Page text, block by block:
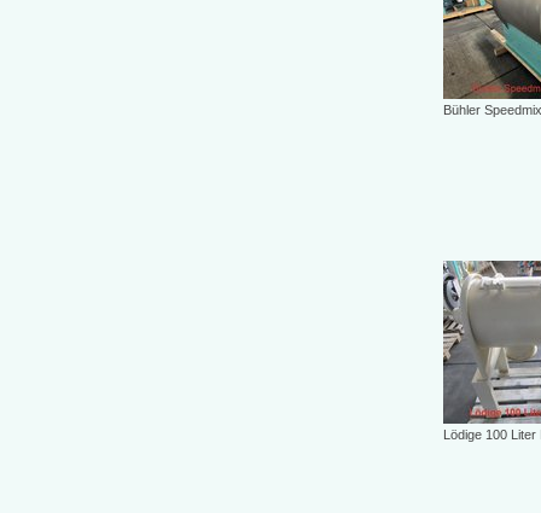
Bühler
Lödige 100 Liter